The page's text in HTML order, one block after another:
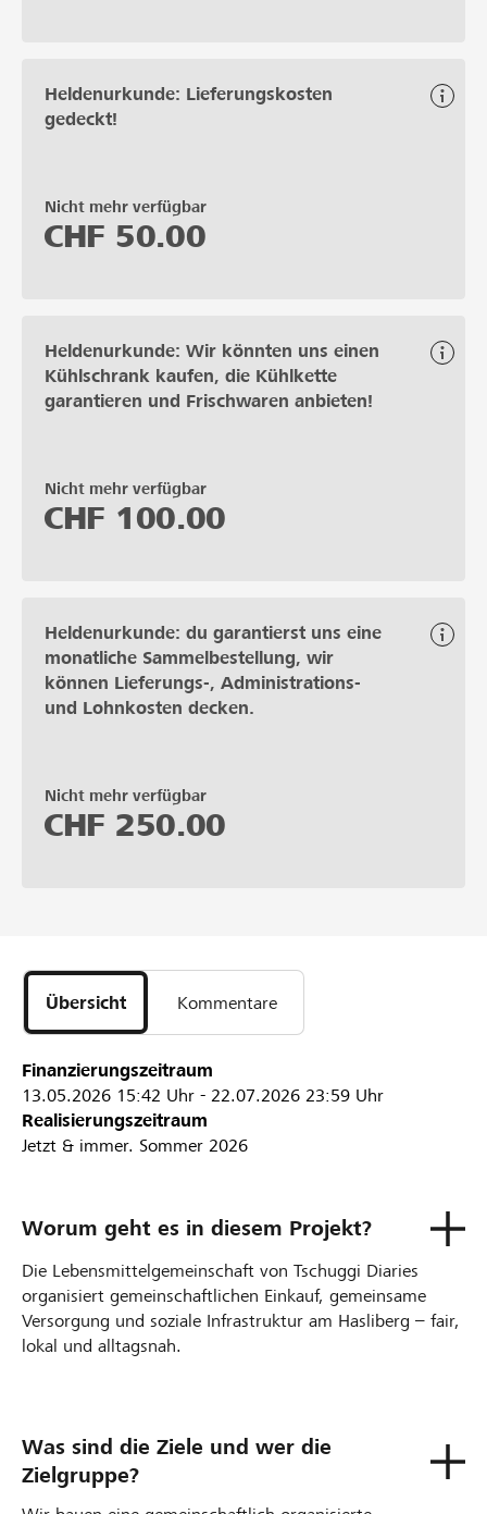
Heldenurkunde: Lieferungskosten
gedeckt!
Nicht mehr verfügbar
CHF 50.00
Heldenurkunde: Wir könnten uns einen
Kühlschrank kaufen, die Kühlkette
garantieren und Frischwaren anbieten!
Nicht mehr verfügbar
CHF 100.00
Heldenurkunde: du garantierst uns eine
monatliche Sammelbestellung, wir
können Lieferungs-, Administrations-
und Lohnkosten decken.
Nicht mehr verfügbar
CHF 250.00
Übersicht Kommentare
Finanzierungszeitraum
13.05.2026 15:42 Uhr - 22.07.2026 23:59 Uhr
Realisierungszeitraum
Jetzt & immer. Sommer 2026
Worum geht es in diesem Projekt?
Die Lebensmittelgemeinschaft von Tschuggi Diaries
organisiert gemeinschaftlichen Einkauf, gemeinsame
Versorgung und soziale Infrastruktur am Hasliberg – fair,
lokal und alltagsnah.
Was sind die Ziele und wer die
Zielgruppe?